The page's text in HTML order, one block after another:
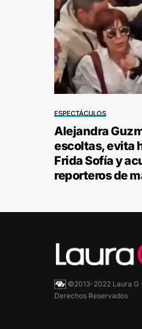
ESPECTÁCULOS
Alejandra
escoltas, evita
Frida Sofía y
reporteros de
©2013-2022 Laura G
Derechos Reservados